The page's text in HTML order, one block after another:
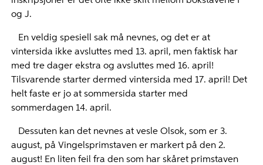
og J.
En veldig spesiell sak må nevnes, og det er at
vintersida ikke avsluttes med 13. april, men faktisk har
med tre dager ekstra og avsluttes med 16. april!
Tilsvarende starter dermed vintersida med 17. april! Det
helt faste er jo at sommersida starter med
sommerdagen 14. april.
Dessuten kan det nevnes at vesle Olsok, som er 3.
august, på Vingelsprimstaven er markert på den 2.
august! En liten feil fra den som har skåret primstaven